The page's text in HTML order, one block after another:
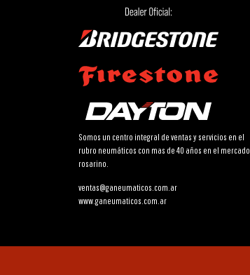
Somos un centro integral de ventas y servicios en el
rubro neumáticos con mas de 40 años en el mercado
rosarino.
ventas@ganeumaticos.com.ar
www.ganeumaticos.com.ar